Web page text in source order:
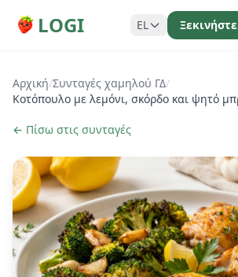
LOGI EL
Αρχική/Συνταγές χαμηλού ΓΔ/
Κοτόπουλο με λεμόνι, σκόρδο και ψητό
← Πίσω στις συνταγές